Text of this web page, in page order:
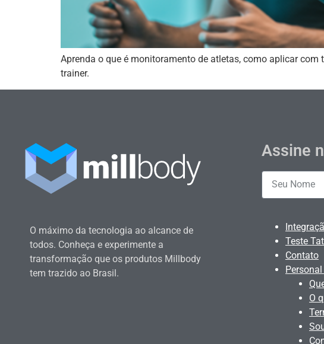
Aprenda o que é monitoramento de atletas, como aplicar
trainer.
O máximo da tecnologia ao alcance de
todos. Conheça e experimente a
transformação que os produtos Millbody
tem trazido ao Brasil.
Assine
Teste
Contato
O